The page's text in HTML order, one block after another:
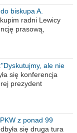
biskupa A.
radni Lewicy
prasową,
ale nie
się konferencja
prezydent
z ponad 99
się druga tura